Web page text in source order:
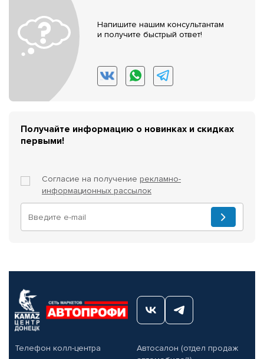
Напишите нашим консультантам
и получите быстрый ответ!
Получайте информацию о новинках и скидках
первыми!
Согласие на получение рекламно-
информационных рассылок
Телефон колл-центра
Автосалон (отдел продаж